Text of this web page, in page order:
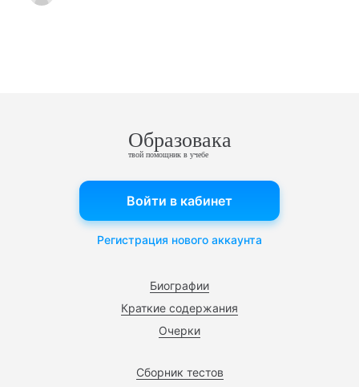
Образовака
твой помощник в учебе
Биографии
Краткие содержания
Очерки
Сборник тестов
Войти в кабинет
Регистрация нового аккаунта